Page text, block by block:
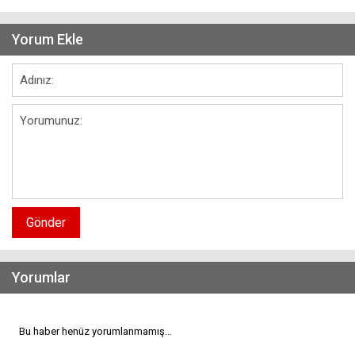
Yorum Ekle
Gönder
Yorumlar
Bu haber henüz yorumlanmamış...